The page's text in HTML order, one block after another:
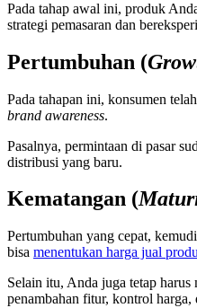
Pada tahap awal ini, produk
strategi pemasaran dan
Pertumbuhan (
Pada tahapan ini, konsumen
brand awareness.
Pasalnya, permintaan di pasar
distribusi yang baru.
Kematangan (
Pertumbuhan yang cepat,
bisa menentukan harga jual
Selain itu, Anda juga tetap
penambahan fitur, kontrol